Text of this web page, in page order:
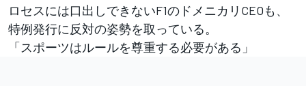
ロセスには口出しできないF1のドメニカリCEOも、
特例発行に反対の姿勢を取っている。
「スポーツはルールを尊重する必要がある」